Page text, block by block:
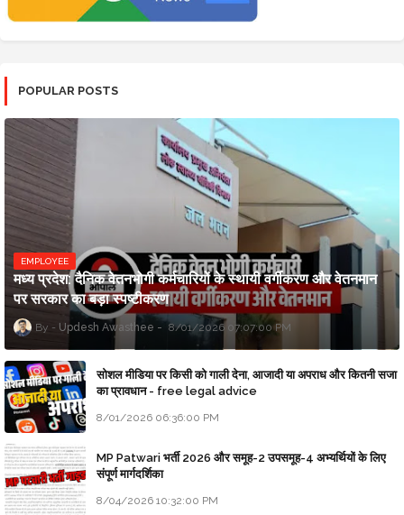
POPULAR POSTS
EMPLOYEE
मध्य प्रदेश: दैनिक वेतनभोगी कर्मचारियों के स्थायी वर्गीकरण और वेतनमान
पर सरकार का बड़ा स्पष्टीकरण
Updesh Awasthee 8/01/2026 07:07:00 PM
सोशल मीडिया पर किसी को गाली देना, आजादी या अपराध और कितनी सजा
का प्रावधान - free legal advice
8/01/2026 06:36:00 PM
MP Patwari भर्ती 2026 और समूह-2 उपसमूह-4 अभ्यर्थियों के लिए
संपूर्ण मार्गदर्शिका
8/04/2026 10:32:00 PM